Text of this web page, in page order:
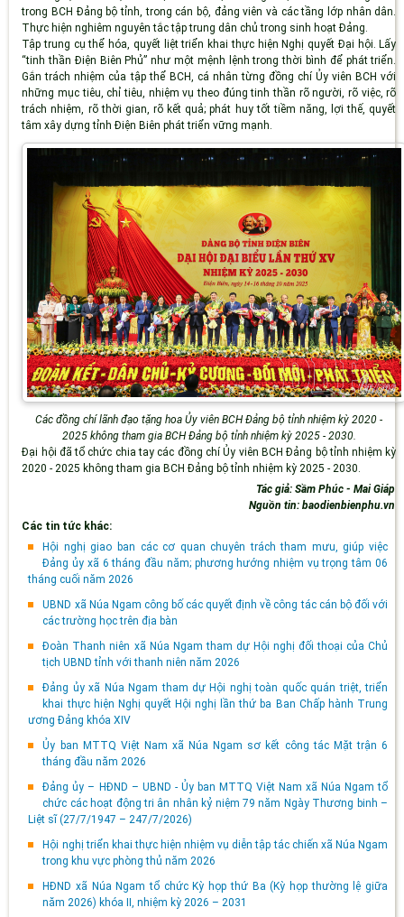
trong BCH Đảng bộ tỉnh, trong cán bộ, đảng viên và các tầng lớp nhân dân.
Thực hiện nghiêm nguyên tắc tập trung dân chủ trong sinh hoạt Đảng.
Tập trung cụ thể hóa, quyết liệt triển khai thực hiện Nghị quyết Đại hội. Lấy
“tinh thần Điện Biên Phủ” như một mệnh lệnh trong thời bình để phát triển.
Gắn trách nhiệm của tập thể BCH, cá nhân từng đồng chí Ủy viên BCH với
những mục tiêu, chỉ tiêu, nhiệm vụ theo đúng tinh thần rõ người, rõ việc, rõ
trách nhiệm, rõ thời gian, rõ kết quả; phát huy tốt tiềm năng, lợi thế, quyết
tâm xây dựng tỉnh Điện Biên phát triển vững mạnh.
Các đồng chí lãnh đạo tặng hoa Ủy viên BCH Đảng bộ tỉnh nhiệm kỳ 2020 -
2025 không tham gia BCH Đảng bộ tỉnh nhiệm kỳ 2025 - 2030.
Đại hội đã tổ chức chia tay các đồng chí Ủy viên BCH Đảng bộ tỉnh nhiệm kỳ
2020 - 2025 không tham gia BCH Đảng bộ tỉnh nhiệm kỳ 2025 - 2030.
Tác giả: Sầm Phúc - Mai Giáp
Nguồn tin: baodienbienphu.vn
Các tin tức khác:
Hội nghị giao ban các cơ quan chuyên trách tham mưu, giúp việc
Đảng ủy xã 6 tháng đầu năm; phương hướng nhiệm vụ trọng tâm 06
tháng cuối năm 2026
UBND xã Núa Ngam công bố các quyết định về công tác cán bộ đối với
các trường học trên địa bàn
Đoàn Thanh niên xã Núa Ngam tham dự Hội nghị đối thoại của Chủ
tịch UBND tỉnh với thanh niên năm 2026
Đảng ủy xã Núa Ngam tham dự Hội nghị toàn quốc quán triệt, triển
khai thực hiện Nghị quyết Hội nghị lần thứ ba Ban Chấp hành Trung
ương Đảng khóa XIV
Ủy ban MTTQ Việt Nam xã Núa Ngam sơ kết công tác Mặt trận 6
tháng đầu năm 2026
Đảng ủy – HĐND – UBND - Ủy ban MTTQ Việt Nam xã Núa Ngam tổ
chức các hoạt động tri ân nhân kỷ niệm 79 năm Ngày Thương binh –
Liệt sĩ (27/7/1947 – 247/7/2026)
Hội nghị triển khai thực hiện nhiệm vụ diễn tập tác chiến xã Núa Ngam
trong khu vực phòng thủ năm 2026
HĐND xã Núa Ngam tổ chức Kỳ họp thứ Ba (Kỳ họp thường lệ giữa
năm 2026) khóa II, nhiệm kỳ 2026 – 2031